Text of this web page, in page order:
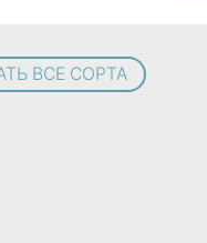
ВСЕ СОРТА